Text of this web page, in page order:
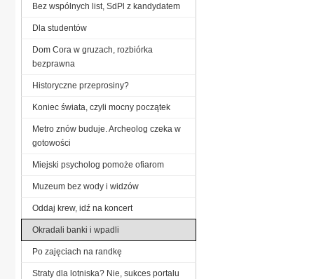
Bez wspólnych list, SdPl z kandydatem
Dla studentów
Dom Cora w gruzach, rozbiórka
bezprawna
Historyczne przeprosiny?
Koniec świata, czyli mocny początek
Metro znów buduje. Archeolog czeka w
gotowości
Miejski psycholog pomoże ofiarom
Muzeum bez wody i widzów
Oddaj krew, idź na koncert
Okradali banki i wpadli
Po zajęciach na randkę
Straty dla lotniska? Nie, sukces portalu